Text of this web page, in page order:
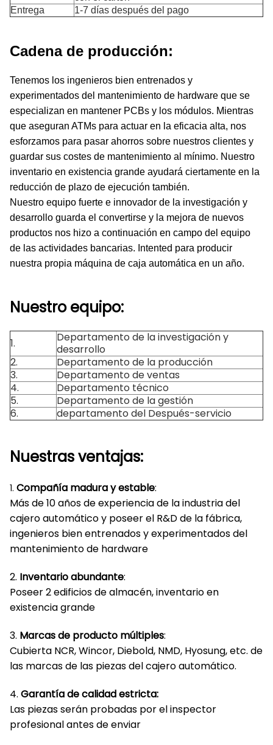
Entrega
1-7 días después del pago
Cadena de producción:
Tenemos los ingenieros bien entrenados y
experimentados del mantenimiento de hardware que se
especializan en mantener PCBs y los módulos. Mientras
que aseguran ATMs para actuar en la eficacia alta, nos
esforzamos para pasar ahorros sobre nuestros clientes y
guardar sus costes de mantenimiento al mínimo. Nuestro
inventario en existencia grande ayudará ciertamente en la
reducción de plazo de ejecución también.
Nuestro equipo fuerte e innovador de la investigación y
desarrollo guarda el convertirse y la mejora de nuevos
productos nos hizo a continuación en campo del equipo
de las actividades bancarias. Intented para producir
nuestra propia máquina de caja automática en un año.
Nuestro equipo:
1.
Departamento de la investigación y
desarrollo
2.
Departamento de la producción
3.
Departamento de ventas
4.
Departamento técnico
5.
Departamento de la gestión
6.
departamento del Después-servicio
Nuestras ventajas:
1. Compañía madura y estable:
Más de 10 años de experiencia de la industria del
cajero automático y poseer el R&D de la fábrica,
ingenieros bien entrenados y experimentados del
mantenimiento de hardware
2. Inventario abundante:
Poseer 2 edificios de almacén, inventario en
existencia grande
3. Marcas de producto múltiples:
Cubierta NCR, Wincor, Diebold, NMD, Hyosung, etc. de
las marcas de las piezas del cajero automático.
4. Garantía de calidad estricta:
Las piezas serán probadas por el inspector
profesional antes de enviar